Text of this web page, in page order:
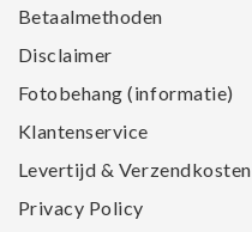
Betaalmethoden
Disclaimer
Fotobehang (informatie)
Klantenservice
Levertijd & Verzendkosten
Privacy Policy